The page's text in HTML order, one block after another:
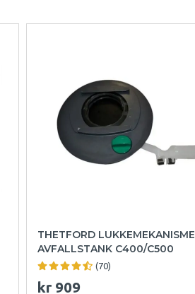
THETFORD LUKKEMEKANISME
AVFALLSTANK C400/C500
(70)
kr 909